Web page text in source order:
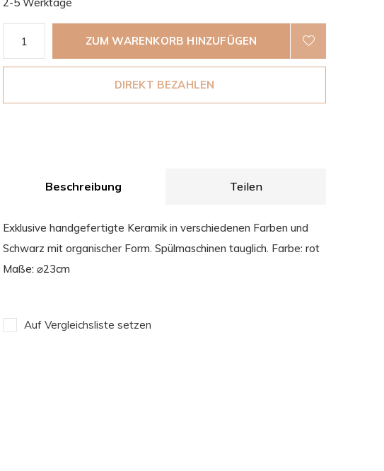
ZUM WARENKORB HINZUFÜGEN
DIREKT BEZAHLEN
Beschreibung Teilen
Exklusive handgefertigte Keramik in verschiedenen Farben und
Schwarz mit organischer Form. Spülmaschinen tauglich. Farbe: rot
Maße: ⌀23cm
Auf Vergleichsliste setzen